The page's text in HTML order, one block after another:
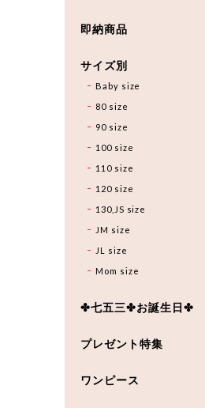
即納商品
サイズ別
Baby size
80 size
90 size
100 size
110 size
120 size
130,JS size
JM size
JL size
Mom size
✤七五三✤お誕生日✤
プレゼント特集
ワンピース